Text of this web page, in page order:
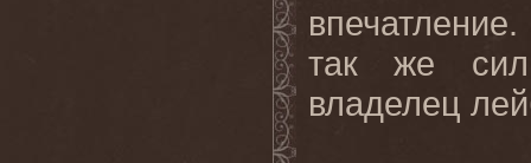
так же
владелец